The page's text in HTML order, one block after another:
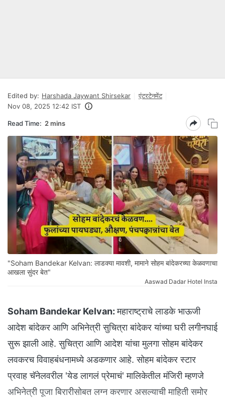
Edited by: Harshada Jaywant Shirsekar
एंटरटेनमेंट
Nov 08, 2025 12:42 IST
Read Time: 2 mins
"Soham Bandekar Kelvan: लाडक्या मावशी, मामाने सोहम बांदेकरच्या केळवणाचा
आखला सुंदर बेत"
Aaswad Dadar Hotel Insta
Soham Bandekar Kelvan:महाराष्ट्राचे लाडके भाऊजी
आदेश बांदेकर आणि अभिनेत्री सुचित्रा बांदेकर यांच्या घरी लगीनघाई
सुरू झाली आहे. सुचित्रा आणि आदेश यांचा मुलगा सोहम बांदेकर
लवकरच विवाहबंधनामध्ये अडकणार आहे. सोहम बांदेकर स्टार
प्रवाह चॅनेलवरील 'येड लागलं प्रेमाचं' मालिकेतील मंजिरी म्हणजे
अभिनेत्री पूजा बिरारीसोबत लग्न करणार असल्याची माहिती समोर